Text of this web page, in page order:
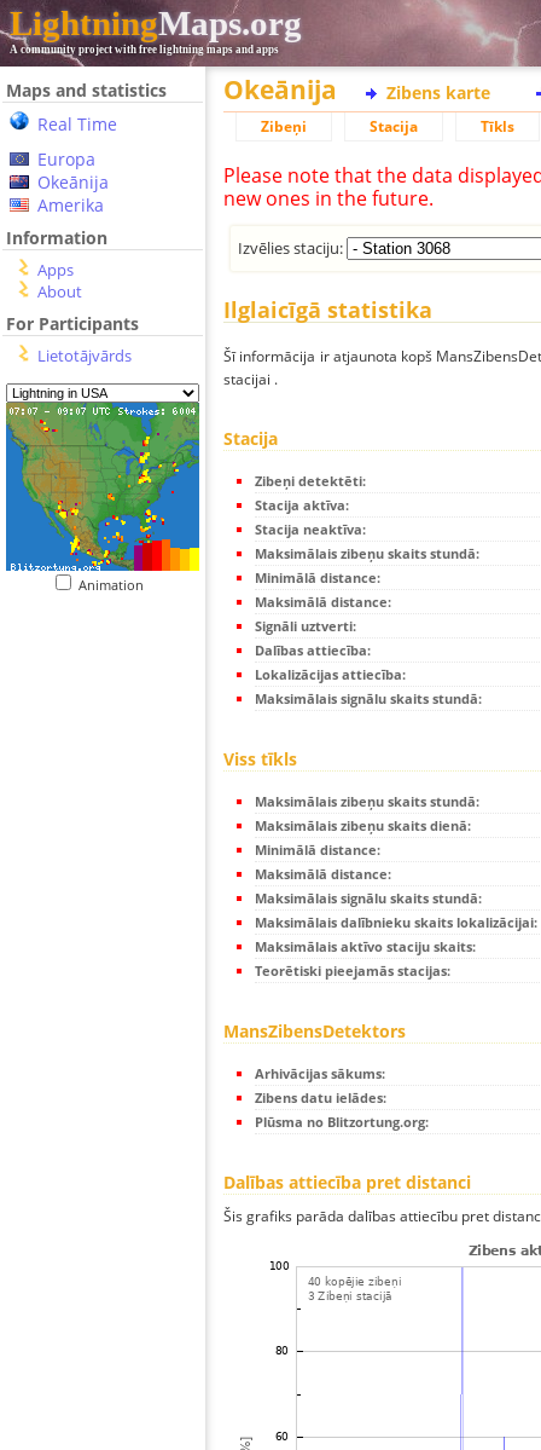
LightningMaps.org
A community project with free lightning maps and apps
Maps and statistics
Real Time
Europa
Okeānija
Amerika
Information
Apps
About
For Participants
Lietotājvārds
Animation
Okeānija Zibens karte
Zibeņi Stacija Tīkls
Please note that the data
new ones in the future.
Izvēlies staciju:
Ilglaicīgā statistika
Šī informācija ir atjaunota kopš
stacijai .
Stacija
Zibeņi detektēti:
Stacija aktīva:
Stacija neaktīva:
Maksimālais zibeņu skaits stundā:
Minimālā distance:
Maksimālā distance:
Signāli uztverti:
Dalības attiecība:
Lokalizācijas attiecība:
Maksimālais signālu skaits stundā:
Viss tīkls
Maksimālais zibeņu skaits stundā:
Maksimālais zibeņu skaits dienā:
Minimālā distance:
Maksimālā distance:
Maksimālais signālu skaits stundā:
Maksimālais dalībnieku skaits lokalizācijai:
Maksimālais aktīvo staciju skaits:
Teorētiski pieejamās stacijas:
MansZibensDetektors
Arhivācijas sākums:
Zibens datu ielādes:
Plūsma no Blitzortung.org:
Dalības attiecība pret distanci
Šis grafiks parāda dalības attiecību pret